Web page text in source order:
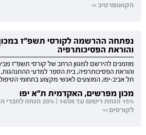
הקואופרטיב >>
נפתחה ההרשמה לקורסי תשפ"ז
והוראת הפסיכותרפיה
מוזמנים להירשם למגוון הרחב של קורסי תשפ"ז
והוראת הפסיכותרפיה, בית הספר למדעי
תל אביב-יפו, המוצעים לאנשי מקצוע בתחומי
מכון מפרשים, האקדמית ת"א יפו
15% הנחת רישום עד 14/08
לקורסים >>